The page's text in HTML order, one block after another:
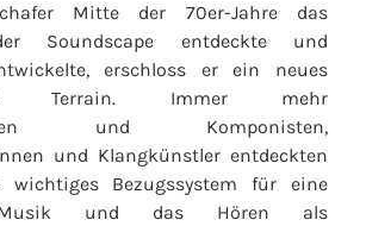
Mitte der 70er-Jahre das
Soundscape entdeckte und
erschloss er ein neues
Terrain. Immer mehr
und Komponisten,
und Klangkünstler entdeckten
Bezugssystem für eine
Musik und das Hören als